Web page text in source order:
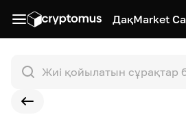
ДақMarket